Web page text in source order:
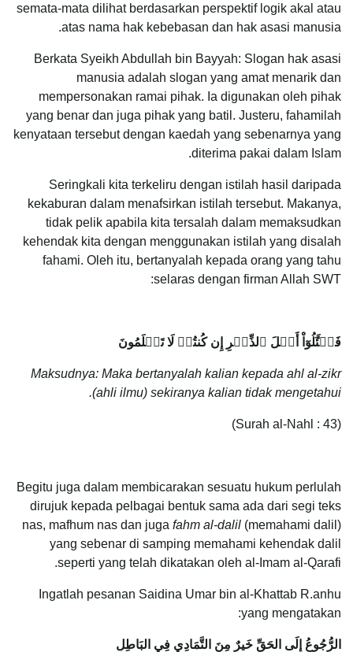
semata-mata dilihat berdasarkan perspektif logik akal atau
atas nama hak kebebasan dan hak asasi manusia.
Berkata Syeikh Abdullah bin Bayyah: Slogan hak asasi
manusia adalah slogan yang amat menarik dan
mempersonakan ramai pihak. Ia digunakan oleh pihak
yang benar dan juga pihak yang batil. Justeru, fahamilah
kenyataan tersebut dengan kaedah yang sebenarnya yang
diterima pakai dalam Islam.
Seringkali kita terkeliru dengan istilah hasil daripada
kekaburan dalam menafsirkan istilah tersebut. Makanya,
tidak pelik apabila kita tersalah dalam memaksudkan
kehendak kita dengan menggunakan istilah yang disalah
fahami. Oleh itu, bertanyalah kepada orang yang tahu
selaras dengan firman Allah SWT:
فَسۡئَ‍َٔلُوٓاْ أَهۡلَ ٱلذِّكۡرِ إِن كُنتُمۡ لَا تَعۡلَمُونَ
Maksudnya: Maka bertanyalah kalian kepada ahl al-zikr
(ahli ilmu) sekiranya kalian tidak mengetahui.
(Surah al-Nahl : 43)
Begitu juga dalam membicarakan sesuatu hukum perlulah
dirujuk kepada pelbagai bentuk sama ada dari segi teks
nas, mafhum nas dan juga fahm al-dalil (memahami dalil)
yang sebenar di samping memahami kehendak dalil
seperti yang telah dikatakan oleh al-Imam al-Qarafi.
Ingatlah pesanan Saidina Umar bin al-Khattab R.anhu
yang mengatakan:
الرُّجُوعُ إِلَى الحَقِّ خَيرٌ مِنَ التَّمَادِي فِي البَاطِلِ